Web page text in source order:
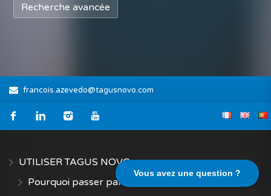
Vous avez une question ?
Recherche avancée
francois.azevedo@tagusnovo.com
UTILISER TAGUS NOVO
Pourquoi passer par TAGUS NOVO?